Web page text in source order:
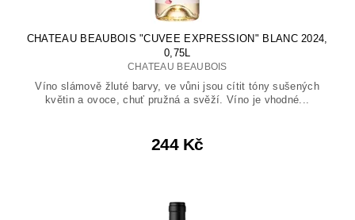
CHATEAU BEAUBOIS "CUVEE EXPRESSION" BLANC 2024,
0,75L
CHATEAU BEAUBOIS
Víno slámově žluté barvy, ve vůni jsou cítit tóny sušených
květin a ovoce, chuť pružná a svěží. Víno je vhodné...
244 Kč